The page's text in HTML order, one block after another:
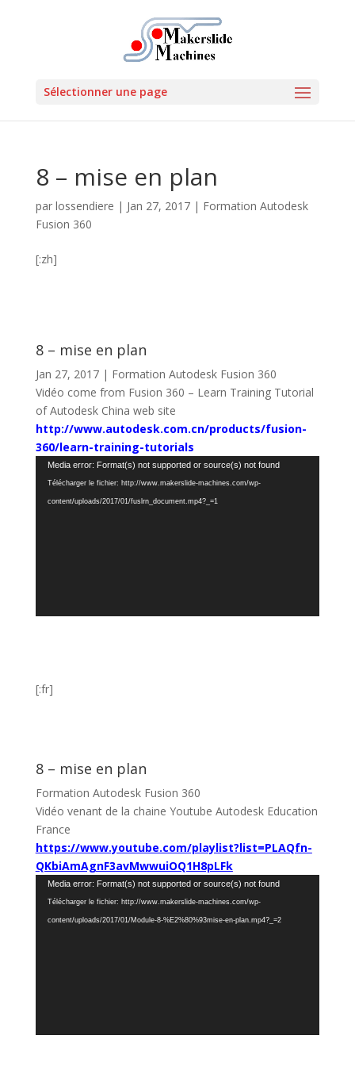
Sélectionner une page
8 – mise en plan
par lossendiere | Jan 27, 2017| Formation Autodesk
Fusion 360
[:zh]
8 – mise en plan
Jan 27, 2017| Formation Autodesk Fusion 360
Vidéo come from Fusion 360 – Learn Training Tutorial
of Autodesk China web site
http://www.autodesk.com.cn/products/fusion-
360/learn-training-tutorials
Lecteur
vidéo
Media error: Format(s) not supported or source(s) not found
Télécharger le fichier: http://www.makerslide-machines.com/wp-
content/uploads/2017/01/fuslrn_document.mp4?_=1
[:fr]
8 – mise en plan
Formation Autodesk Fusion 360
Vidéo venant de la chaine Youtube Autodesk Education
France
https://www.youtube.com/playlist?list=PLAQfn-
QKbiAmAgnF3avMwwuiOQ1H8pLFk
Lecteur
vidéo
Media error: Format(s) not supported or source(s) not found
Télécharger le fichier: http://www.makerslide-machines.com/wp-
content/uploads/2017/01/Module-8-%E2%80%93mise-en-plan.mp4?_=2